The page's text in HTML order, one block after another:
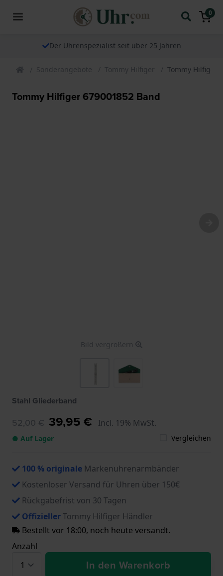
0
Der Uhrenspezialist seit über 25 Jahren
Sonderangebote Tommy Hilfiger Tommy Hilfiger
Tommy Hilfiger 679001852 Band
Bild vergrößern
Stahl Gliederband
52,00 € 39,95 € Incl. 19% MwSt.
● Auf Lager Vergleichen
100 % originale Markenuhrenarmbänder
Kostenloser Versand für Uhren über 150€
Rückgabefrist von 30 Tagen
OffiziellerTommy Hilfiger Händler
Bestellt vor 18:00, noch heute versandt.
Anzahl
In den Warenkorb